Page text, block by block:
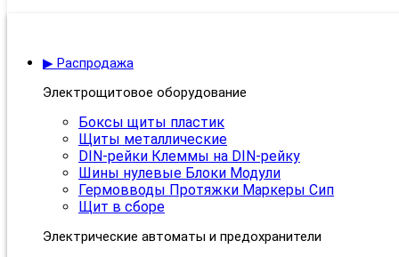
▶ Распродажа
Электрощитовое оборудование
Боксы щиты пластик
Щиты металлические
DIN-рейки Клеммы на DIN-рейку
Шины нулевые Блоки Модули
Гермовводы Протяжки Маркеры Сип
Щит в сборе
Электрические автоматы и предохранители